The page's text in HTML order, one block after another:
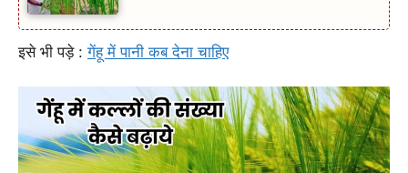
इसे भी पड़े :गेंहू में पानी कब देना चाहिए